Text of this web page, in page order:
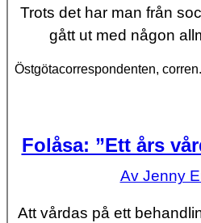
Trots det har man från
gått ut med någon
Östgötacorrespondenten,
Folåsa: ”Ett års
Av Jenny
Att vårdas på ett